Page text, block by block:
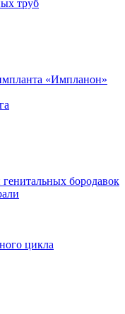
труб
«Импланон»
бородавок
цикла